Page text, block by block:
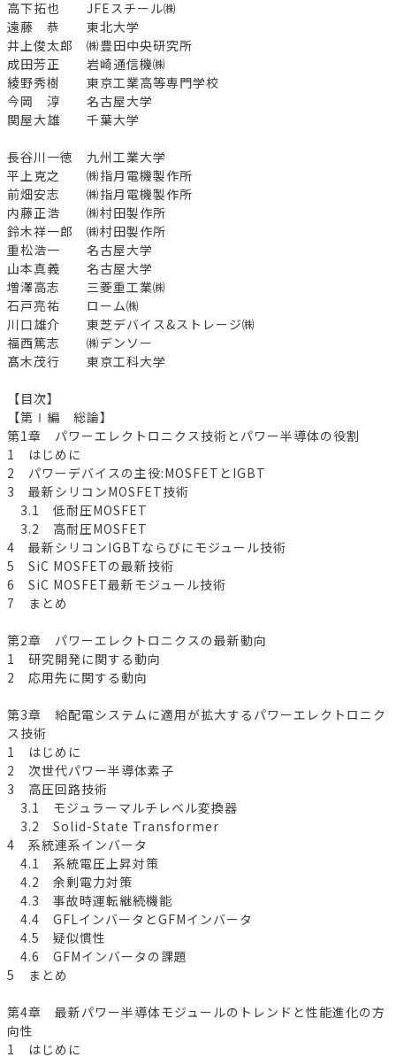
高下拓也 JFEスチール㈱
遠藤 恭 東北大学
井上俊太郎 ㈱豊田中央研究所
成田芳正 岩崎通信機㈱
綾野秀樹 東京工業高等専門学校
今岡 淳 名古屋大学
関屋大雄 千葉大学
長谷川一徳 九州工業大学
平上克之 ㈱指月電機製作所
前畑安志 ㈱指月電機製作所
内藤正浩 ㈱村田製作所
鈴木祥一郎 ㈱村田製作所
重松浩一 名古屋大学
山本真義 名古屋大学
増澤高志 三菱重工業㈱
石戸亮祐 ローム㈱
川口雄介 東芝デバイス&ストレージ㈱
福西篤志 ㈱デンソー
髙木茂行 東京工科大学
【目次】
【第Ⅰ編 総論】
第1章 パワーエレクトロニクス技術とパワー半導体の役割
1 はじめに
2 パワーデバイスの主役:MOSFETとIGBT
3 最新シリコンMOSFET技術
3.1 低耐圧MOSFET
3.2 高耐圧MOSFET
4 最新シリコンIGBTならびにモジュール技術
5 SiC MOSFETの最新技術
6 SiC MOSFET最新モジュール技術
7 まとめ
第2章 パワーエレクトロニクスの最新動向
1 研究開発に関する動向
2 応用先に関する動向
第3章 給配電システムに適用が拡大するパワーエレクトロニク
ス技術
1 はじめに
2 次世代パワー半導体素子
3 高圧回路技術
3.1 モジュラーマルチレベル変換器
3.2 Solid-State Transformer
4 系統連系インバータ
4.1 系統電圧上昇対策
4.2 余剰電力対策
4.3 事故時運転継続機能
4.4 GFLインバータとGFMインバータ
4.5 疑似慣性
4.6 GFMインバータの課題
5 まとめ
第4章 最新パワー半導体モジュールのトレンドと性能進化の方
向性
1 はじめに